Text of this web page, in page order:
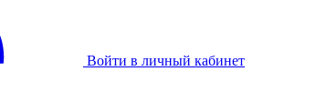
Войти в личный кабинет